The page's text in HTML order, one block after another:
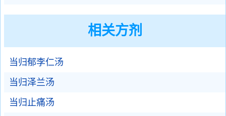
相关方剂
当归郁李仁汤
当归泽兰汤
当归止痛汤